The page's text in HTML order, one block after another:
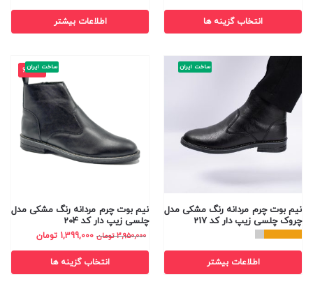
انتخاب گزینه ها اطلاعات بیشتر
نیم بوت چرم مردانه رنگ مشکی مدل
چروک چلسی زیپ دار کد 217
ساخت ایران
اطلاعات بیشتر
نیم بوت چرم مردانه رنگ مشکی مدل
چلسی زیپ دار کد 204
3,950,000 تومان 1,399,000 تومان
ساخت ایران
انتخاب گزینه ها